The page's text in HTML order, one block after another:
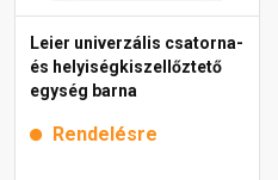
Leier univerzális csatorna-
és helyiségkiszellőztető
egység barna
Rendelésre